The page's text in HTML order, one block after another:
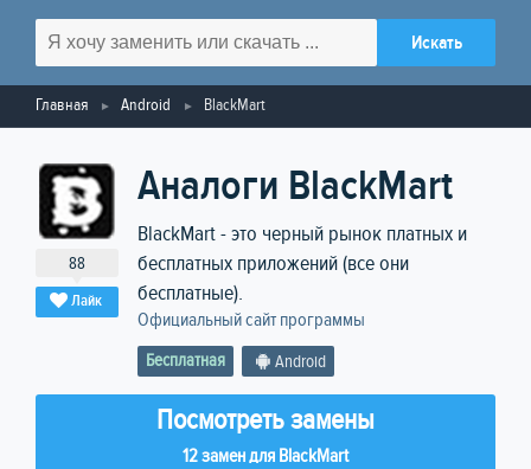
Главная Android BlackMart
88
Лайк
Аналоги BlackMart
BlackMart - это черный рынок платных и
бесплатных приложений (все они
бесплатные).
Официальный сайт программы
Бесплатная Android
Посмотреть замены
12 замен для BlackMart